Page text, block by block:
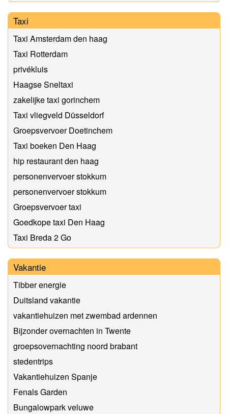
Taxi
Taxi Amsterdam den haag
Taxi Rotterdam
privékluis
Haagse Sneltaxi
zakelijke taxi gorinchem
Taxi vliegveld Düsseldorf
Groepsvervoer Doetinchem
Taxi boeken Den Haag
hip restaurant den haag
personenvervoer stokkum
personenvervoer stokkum
Groepsvervoer taxi
Goedkope taxi Den Haag
Taxi Breda 2 Go
Vakantie
Tibber energie
Duitsland vakantie
vakantiehuizen met zwembad ardennen
Bijzonder overnachten in Twente
groepsovernachting noord brabant
stedentrips
Vakantiehuizen Spanje
Fenals Garden
Bungalowpark veluwe